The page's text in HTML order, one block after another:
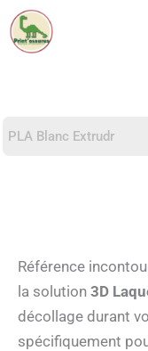
Aller
au
Référence
la solution 3D
décollage durant
spécifiquement